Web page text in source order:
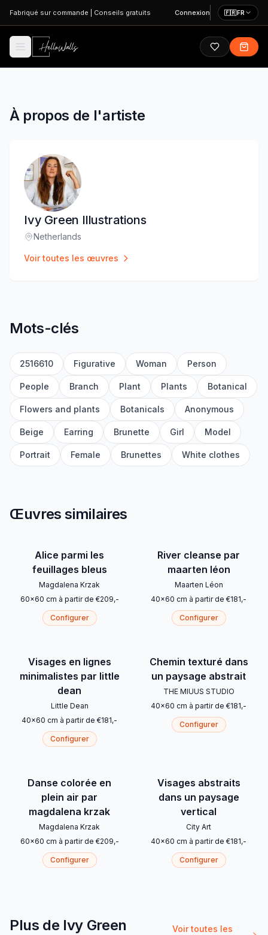
Aller au contenu principal
Fabriqué sur commande Conseils gratuits Connexion 🇫🇷FR
À propos de l'artiste
Ivy Green Illustrations
Lieu:
Netherlands
Voir toutes les œuvres
Mots-clés
2516610 Figurative Woman Person
People Branch Plant Plants Botanical
Flowers and plants Botanicals Anonymous
Beige Earring Brunette Girl Model
Portrait Female Brunettes White clothes
Œuvres similaires
Alice parmi les
feuillages bleus
Magdalena Krzak
60x60 cm à partir de €209,-
Configurer
River cleanse par
maarten léon
Maarten Léon
40x60 cm à partir de €181,-
Configurer
Visages en lignes
minimalistes par little
dean
Little Dean
40x60 cm à partir de €181,-
Configurer
Chemin texturé dans
un paysage abstrait
THE MIUUS STUDIO
40x60 cm à partir de €181,-
Configurer
Danse colorée en
plein air par
magdalena krzak
Magdalena Krzak
60x60 cm à partir de €209,-
Configurer
Visages abstraits
dans un paysage
vertical
City Art
40x60 cm à partir de €181,-
Configurer
Plus de Ivy Green
Voir toutes les